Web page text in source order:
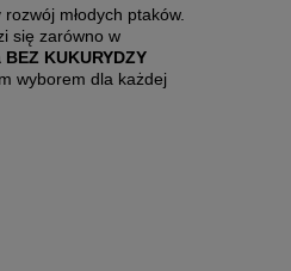
młodych ptaków.
się zarówno w
KUKURYDZY
wyborem dla każdej